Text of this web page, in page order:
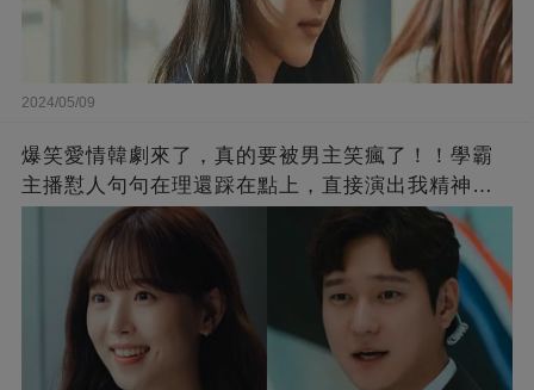
2024/05/09
爆笑愛情韓劇來了，真的要被男主笑瘋了！！學霸
主播懟人句句在理還踩在點上，直接演出我精神世
界的嘴替！